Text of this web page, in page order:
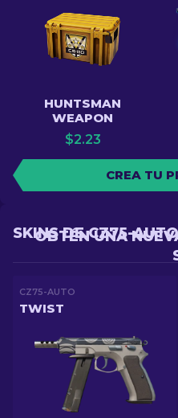
HUNTSMAN
WEAPON
$2.23
CREA TU
OBTÉN UNA
SKINS DE CZ75-
CZ75-AUTO
TWIST